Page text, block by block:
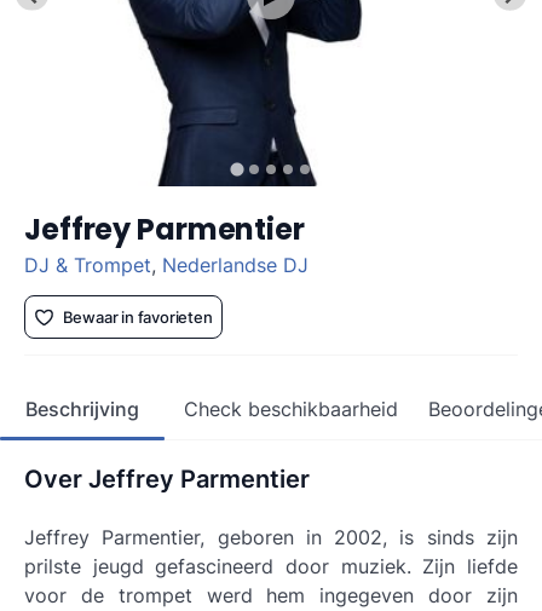
Jeffrey Parmentier
DJ & Trompet, Nederlandse DJ
Bewaar in favorieten
Beschrijving Check beschikbaarheid
Over Jeffrey Parmentier
Jeffrey Parmentier, geboren in 2002, is sinds zijn
prilste jeugd gefascineerd door muziek. Zijn liefde
voor de trompet werd hem ingegeven door zijn